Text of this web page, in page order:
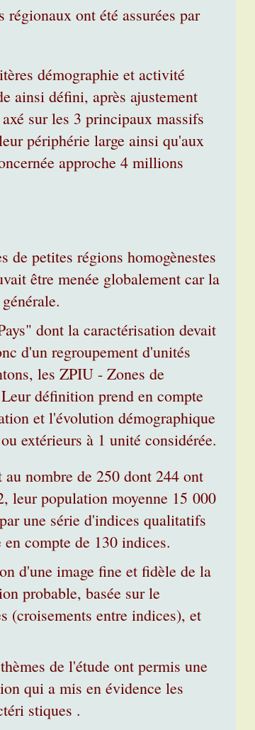
ont été assurées par
démographie et activité
ainsi défini, après ajustement
sur les 3 principaux massifs
périphérie large ainsi qu'aux
approche 4 millions
de petites régions homogènestes
être menée globalement car la
dont la caractérisation devait
d'un regroupement d'unités
les ZPIU - Zones de
définition prend en compte
et l'évolution démographique
extérieurs à 1 unité considérée.
nombre de 250 dont 244 ont
leur population moyenne 15 000
une série d'indices qualitatifs
compte de 130 indices.
d'une image fine et fidèle de la
probable, basée sur le
(croisements entre indices), et
de l'étude ont permis une
qui a mis en évidence les
stiques .